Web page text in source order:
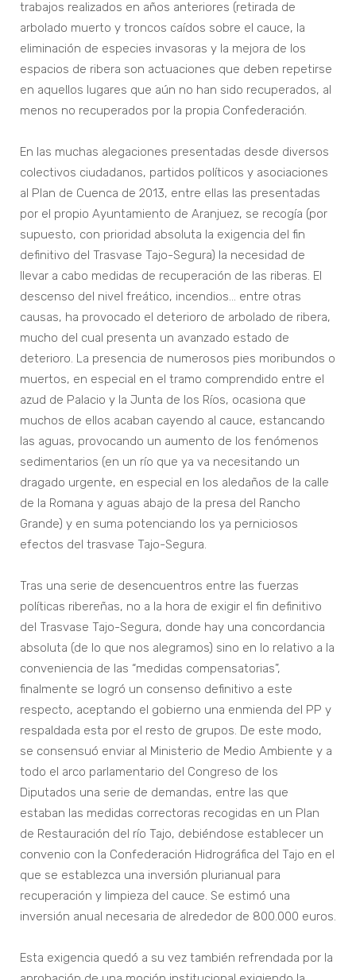
trabajos realizados en años anteriores (retirada de
arbolado muerto y troncos caídos sobre el cauce, la
eliminación de especies invasoras y la mejora de los
espacios de ribera son actuaciones que deben repetirse
en aquellos lugares que aún no han sido recuperados, al
menos no recuperados por la propia Confederación.
En las muchas alegaciones presentadas desde diversos
colectivos ciudadanos, partidos políticos y asociaciones
al Plan de Cuenca de 2013, entre ellas las presentadas
por el propio Ayuntamiento de Aranjuez, se recogía (por
supuesto, con prioridad absoluta la exigencia del fin
definitivo del Trasvase Tajo-Segura) la necesidad de
llevar a cabo medidas de recuperación de las riberas. El
descenso del nivel freático, incendios… entre otras
causas, ha provocado el deterioro de arbolado de ribera,
mucho del cual presenta un avanzado estado de
deterioro. La presencia de numerosos pies moribundos o
muertos, en especial en el tramo comprendido entre el
azud de Palacio y la Junta de los Ríos, ocasiona que
muchos de ellos acaban cayendo al cauce, estancando
las aguas, provocando un aumento de los fenómenos
sedimentarios (en un río que ya va necesitando un
dragado urgente, en especial en los aledaños de la calle
de la Romana y aguas abajo de la presa del Rancho
Grande) y en suma potenciando los ya perniciosos
efectos del trasvase Tajo-Segura.
Tras una serie de desencuentros entre las fuerzas
políticas ribereñas, no a la hora de exigir el fin definitivo
del Trasvase Tajo-Segura, donde hay una concordancia
absoluta (de lo que nos alegramos) sino en lo relativo a la
conveniencia de las “medidas compensatorias”,
finalmente se logró un consenso definitivo a este
respecto, aceptando el gobierno una enmienda del PP y
respaldada esta por el resto de grupos. De este modo,
se consensuó enviar al Ministerio de Medio Ambiente y a
todo el arco parlamentario del Congreso de los
Diputados una serie de demandas, entre las que
estaban las medidas correctoras recogidas en un Plan
de Restauración del río Tajo, debiéndose establecer un
convenio con la Confederación Hidrográfica del Tajo en el
que se establezca una inversión plurianual para
recuperación y limpieza del cauce. Se estimó una
inversión anual necesaria de alrededor de 800.000 euros.
Esta exigencia quedó a su vez también refrendada por la